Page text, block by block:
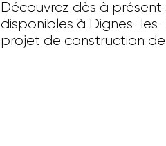
Découvrez dès à
disponibles à Dignes-
projet de construction de